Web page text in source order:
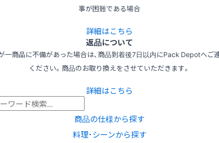
事が困難である場合
詳細はこちら
返品について
一商品に不備があった場合は、商品到着後7日以内にPack Depotへご
ください。商品のお取り換えをさせていただきます。
詳細はこちら
商品の仕様から探す
料理･シーンから探す